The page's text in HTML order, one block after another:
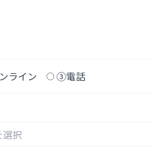
ライン ③電話